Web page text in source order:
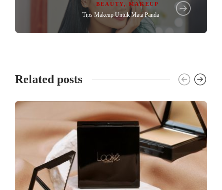
BEAUTY, MAKEUP
Tips Makeup Untuk Mata Panda
Related posts